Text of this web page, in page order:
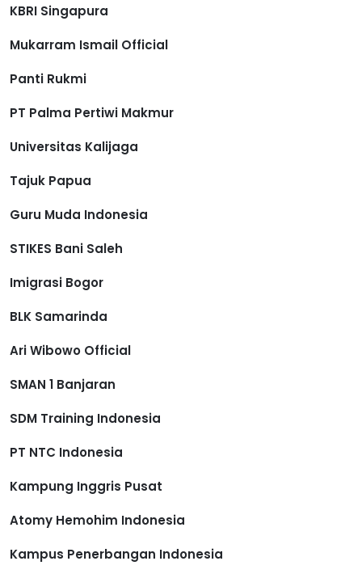
KBRI Singapura
Mukarram Ismail Official
Panti Rukmi
PT Palma Pertiwi Makmur
Universitas Kalijaga
Tajuk Papua
Guru Muda Indonesia
STIKES Bani Saleh
Imigrasi Bogor
BLK Samarinda
Ari Wibowo Official
SMAN 1 Banjaran
SDM Training Indonesia
PT NTC Indonesia
Kampung Inggris Pusat
Atomy Hemohim Indonesia
Kampus Penerbangan Indonesia